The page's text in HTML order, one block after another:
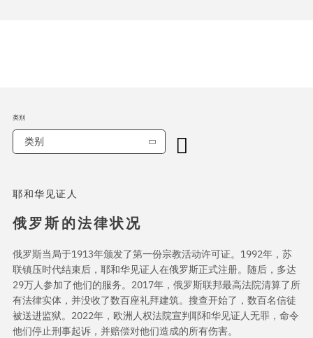
耶和华见证人
俄罗斯的法律状况
俄罗斯当局于1913年颁发了第一份宗教活动许可证。1992年，苏
联镇压时代结束后，耶和华见证人在俄罗斯正式注册。随后，多达
29万人参加了他们的服务。2017年，俄罗斯联邦最高法院清算了所
有法律实体，并没收了数百座礼拜建筑。搜查开始了，数百名信徒
被送进监狱。2022年，欧洲人权法院宣判耶和华见证人无罪，命令
他们停止刑事起诉，并赔偿对他们造成的所有伤害。
类别
类别